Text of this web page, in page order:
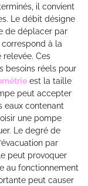
il convient
Le débit désigne
de déplacer par
à la
relevée. Ces
besoins réels pour
est la taille
peut accepter
eaux contenant
une pompe
Le degré de
par
peut provoquer
au fonctionnement
peut causer